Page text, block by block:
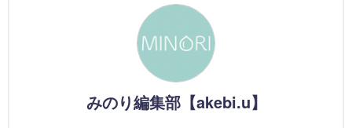
みのり編集部【akebi.u】